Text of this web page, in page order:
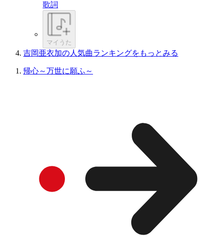
歌詞
マイうた
吉岡亜衣加の人気曲ランキングをもっとみる
帰心～万世に願ふ～